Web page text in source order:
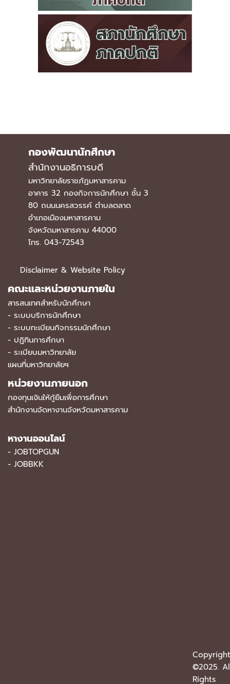
กองพัฒนานักศึกษา
สำนักงานอธิการบดี
มหาวิทยาลัยราชภัฏมหาสารคาม
อาคาร 32 กองกิจการนักศึกษา ชั้น 3
80 ถนนนครสวรรค์ ตำบลตลาด
อำเภอเมืองมหาสารคาม
จังหวัดมหาสารคาม 44000
โทร. 043-72543
Disclaimer & Website Policy
คณะและหน่วยงานภายใน
สารสนเทศสำหรับนักศึกษา
- ระบบบริการนักศึกษา
- ระบบทะเบียนกิจกรรมนักศึกษา
- ปฏิทินการศึกษา
- ระเบียบมหาวิทยาลัย
แผนที่มหาวิทยาลัยฯ
หน่วยงานภายนอก
กองทุนเงินให้กู้ยืมเพื่อการศึกษา
สำนักงานจัดหางานจังหวัดมหาสารคาม
หางานออนไลน์
- JOBTOPGUN
- JOBBKK
Copyright
©2025.
Rights